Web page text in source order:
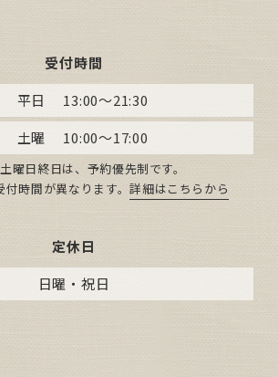
受付時間
平日
13:00～21:30
土曜
10:00～17:00
曜日終日は、予約優先制です。
時間が異なります。詳細はこちらから
定休日
日曜・祝日